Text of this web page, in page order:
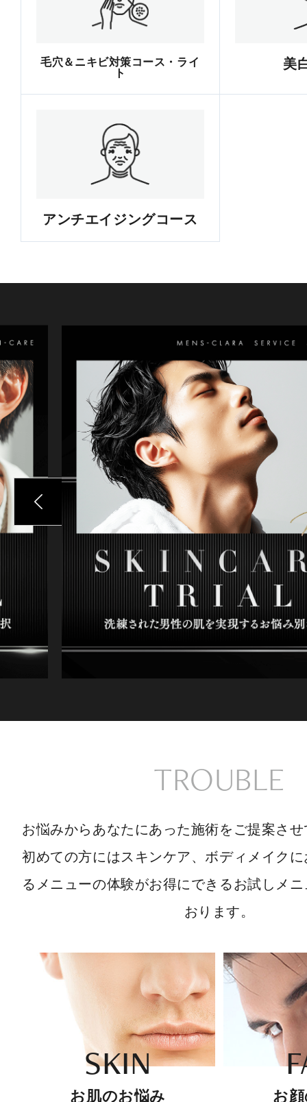
毛穴＆ニキビ対策コース・ライ
ト
美
アンチエイジングコース
TROUBLE
お悩みからあなたにあった施術をご提案さ
初めての方にはスキンケア、ボディメイク
るメニューの体験がお得にできるお試しメ
おります。
SKIN
お肌のお悩み お